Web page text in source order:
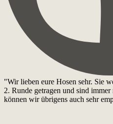
"Wir lieben eure Hosen sehr. Sie
2. Runde getragen und sind
können wir übrigens auch sehr